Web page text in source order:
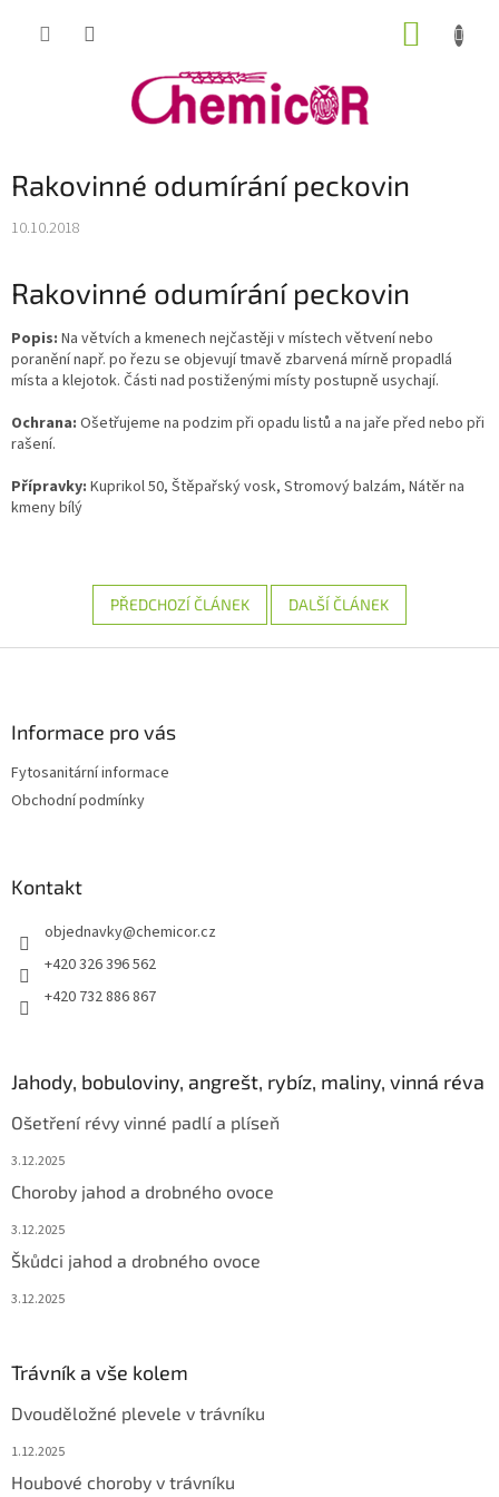
Rakovinné odumírání peckovin
10.10.2018
Rakovinné odumírání peckovin
Popis: Na větvích a kmenech nejčastěji v místech větvení nebo
poranění např. po řezu se objevují tmavě zbarvená mírně propadlá
místa a klejotok. Části nad postiženými místy postupně usychají.
Ochrana: Ošetřujeme na podzim při opadu listů a na jaře před nebo při
rašení.
Přípravky: Kuprikol 50, Štěpařský vosk, Stromový balzám, Nátěr na
kmeny bílý
PŘEDCHOZÍ ČLÁNEK DALŠÍ ČLÁNEK
Informace pro vás
Fytosanitární informace
Obchodní podmínky
Kontakt
objednavky@chemicor.cz
+420 326 396 562
+420 732 886 867
Jahody, bobuloviny, angrešt, rybíz, maliny, vinná réva
Ošetření révy vinné padlí a plíseň
3.12.2025
Choroby jahod a drobného ovoce
3.12.2025
Škůdci jahod a drobného ovoce
3.12.2025
Trávník a vše kolem
Dvouděložné plevele v trávníku
1.12.2025
Houbové choroby v trávníku